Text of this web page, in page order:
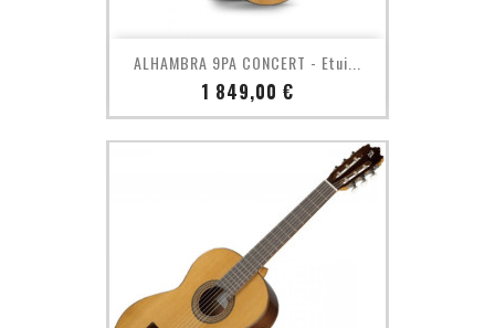
ALHAMBRA 9PA CONCERT - Etui...
Prix
1 849,00 €